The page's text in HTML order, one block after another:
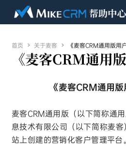
首页  关于麦客  《麦客CRM通用版用
《麦客CRM通用
《麦客CRM通用版
麦客CRM通用版（以下简称通
息技术有限公司（以下简称麦
站上创建的营销化客户管理平台